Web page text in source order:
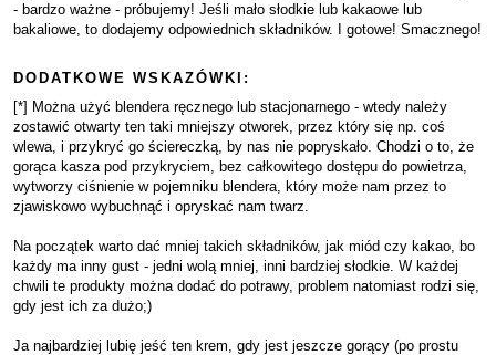
- bardzo ważne - próbujemy! Jeśli mało słodkie lub kakaowe lub
bakaliowe, to dodajemy odpowiednich składników. I gotowe! Smacznego!
DODATKOWE WSKAZÓWKI:
[*] Można użyć blendera ręcznego lub stacjonarnego - wtedy należy
zostawić otwarty ten taki mniejszy otworek, przez który się np. coś
wlewa, i przykryć go ściereczką, by nas nie popryskało. Chodzi o to, że
gorąca kasza pod przykryciem, bez całkowitego dostępu do powietrza,
wytworzy ciśnienie w pojemniku blendera, który może nam przez to
zjawiskowo wybuchnąć i opryskać nam twarz.
Na początek warto dać mniej takich składników, jak miód czy kakao, bo
każdy ma inny gust - jedni wolą mniej, inni bardziej słodkie. W każdej
chwili te produkty można dodać do potrawy, problem natomiast rodzi się,
gdy jest ich za dużo;)
Ja najbardziej lubię jeść ten krem, gdy jest jeszcze gorący (po prostu